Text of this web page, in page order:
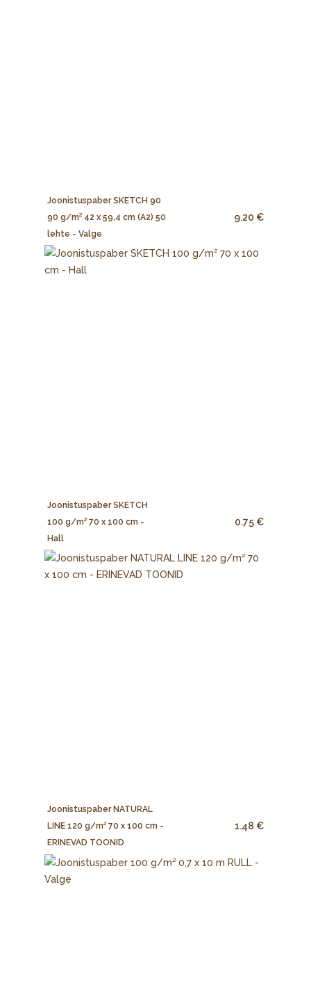
Joonistuspaber SKETCH 90
90 g/m² 42 x 59,4 cm (A2) 50
lehte - Valge
9.20 €
Joonistuspaber SKETCH
100 g/m² 70 x 100 cm -
Hall
0.75 €
Joonistuspaber NATURAL
LINE 120 g/m² 70 x 100 cm -
ERINEVAD TOONID
1.48 €